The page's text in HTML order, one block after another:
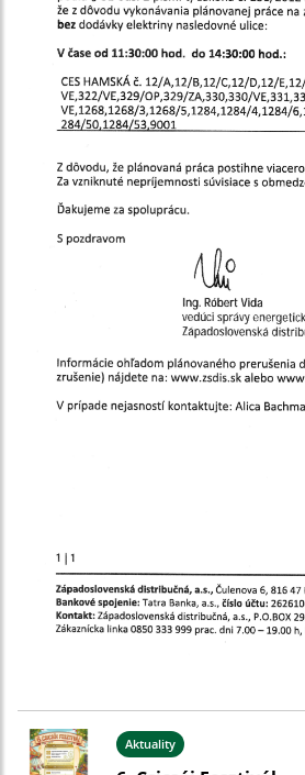
Aktuality